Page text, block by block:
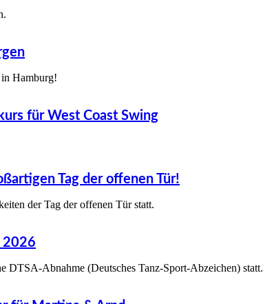
Hamburg!
für West Coast Swing
Tag der offenen Tür!
der Tag der offenen Tür statt.
2026
DTSA-Abnahme (Deutsches Tanz-Sport-Abzeichen) statt.